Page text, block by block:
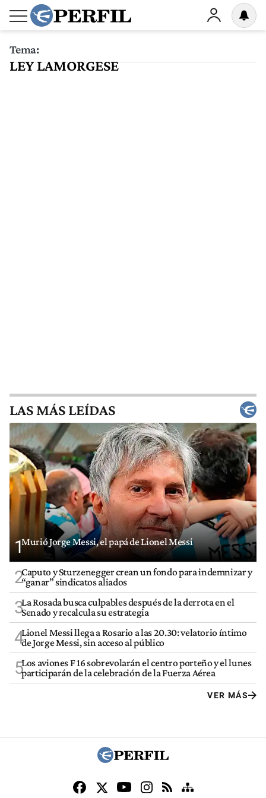
Tema:
LEY LAMORGESE
LAS MÁS LEÍDAS
1Murió Jorge Messi, el papá de Lionel Messi
2Caputo y Sturzenegger crean un fondo para indemnizar y
“ganar” sindicatos aliados
3La Rosada busca culpables después de la derrota en el
Senado y recalcula su estrategia
4Lionel Messi llega a Rosario a las 20.30: velatorio íntimo
de Jorge Messi, sin acceso al público
5Los aviones F 16 sobrevolarán el centro porteño y el lunes
participarán de la celebración de la Fuerza Aérea
VER MÁS